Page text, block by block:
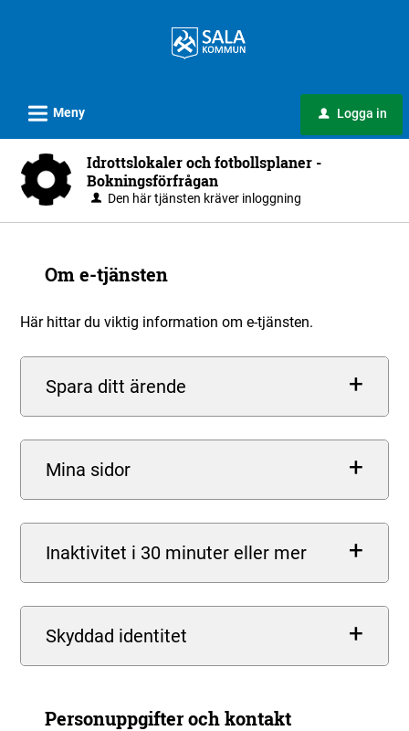
Sala
kommun
L Meny u Logga in
Idrottslokaler och fotbollsplaner -
Bokningsförfrågan
Den här tjänsten kräver inloggning
Om e-tjänsten
Här hittar du viktig information om e-tjänsten.
Spara ditt ärende
Mina sidor
Inaktivitet i 30 minuter eller mer
Skyddad identitet
Personuppgifter och kontakt